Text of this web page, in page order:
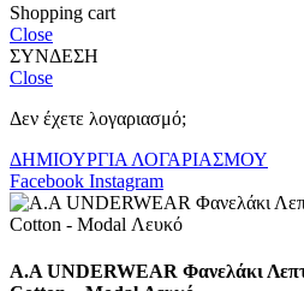
Shopping cart
Close
ΣΥΝΔΕΣΗ
Close
Δεν έχετε λογαριασμό;
ΔΗΜΙΟΥΡΓΙΑ ΛΟΓΑΡΙΑΣΜΟΥ
Facebook Instagram
Α.A UNDERWEAR Φανελάκι